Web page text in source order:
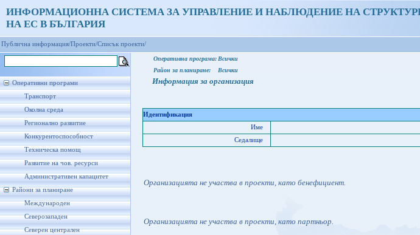
ИНФОРМАЦИОННА СИСТЕМА ЗА УПРАВЛЕНИЕ И НАБЛЮДЕНИЕ НА
НА ЕС В БЪЛГАРИЯ
Публична информация/Проекти/Списък проекти/
Оперативни програми
Транспорт
Околна среда
Регионално развитие
Конкурентоспособност
Техническа помощ
Развитие на чов. ресурси
Административен капацитет
Райони за планиране
Международен
Северозападен
Северен централен
Оперативна програма: Всички
Район за планиране:
Всички
Информация за организация
Идентификация
Име
Седалище
Организацията не участва в проекти, като бенефициент.
Организацията не участва в проекти, като партньор.